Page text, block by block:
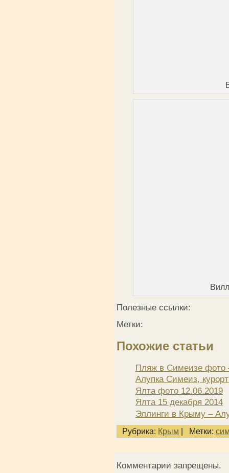
Полезные ссылки:
Метки:
Похожие статьи
Пляж в Симеизе фото
Алупка Симеиз,
Ялта фото 12.06.2019
Ялта 15 декабря 2014
Эллинги в Крыму –
Рубрика: Крым | Метки:
Комментарии запрещены.